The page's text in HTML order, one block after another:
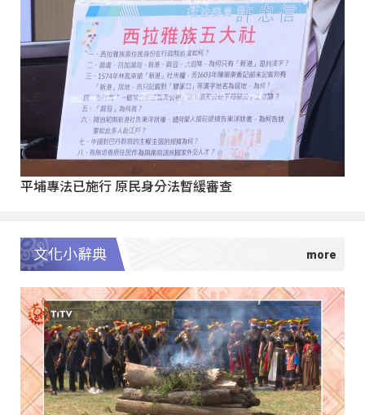
平埔專法已施行 原民身分法暫緩審查
文化小辭典